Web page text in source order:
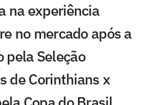
na experiência
no mercado após a
pela Seleção
de Corinthians x